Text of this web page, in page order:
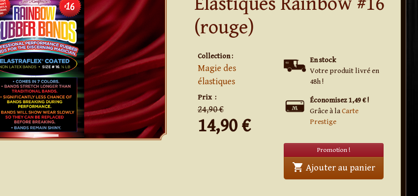
(rouge)
Collection :
Magie des
élastiques
Prix en
:
24,90 €
14,90 €
En stock
Votre produit livré en
48h !
Économisez 1,49 € !
Grâce à laCarte
Prestige
Promotion !
shopping_cart Ajouter au panier' .